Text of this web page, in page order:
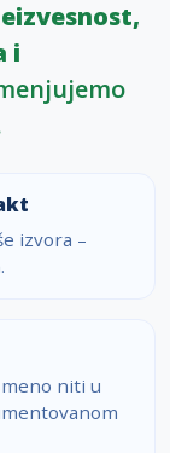
i
izvora –
niti u